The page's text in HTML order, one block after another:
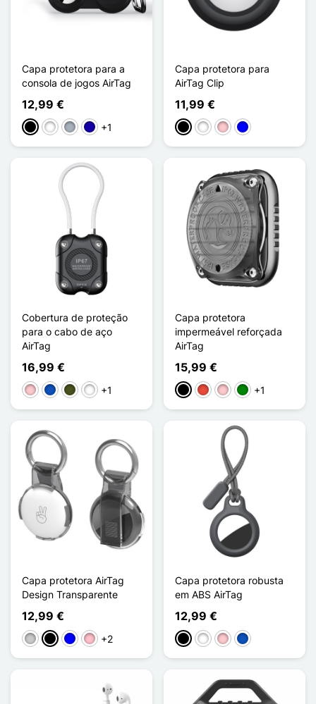
Capa protetora para a
consola de jogos AirTag
12,99 €
PretoBrancoCinzentoAzul Escuro
+1
Capa protetora para
AirTag Clip
11,99 €
PretoBrancoRosaAzul
Cobertura de proteção
para o cabo de aço
AirTag
16,99 €
RosaSaphirVert Armée
Noir / Blanc
+1
Capa protetora
impermeável reforçada
AirTag
15,99 €
PretoVermelho
RosaVerde
+1
Capa protetora AirTag
Design Transparente
12,99 €
Transparente
Noir Transparent
Bleu Transparent
Rose Transparent
+2
Capa protetora robusta
em ABS AirTag
12,99 €
PretoBrancoRosaSaphir